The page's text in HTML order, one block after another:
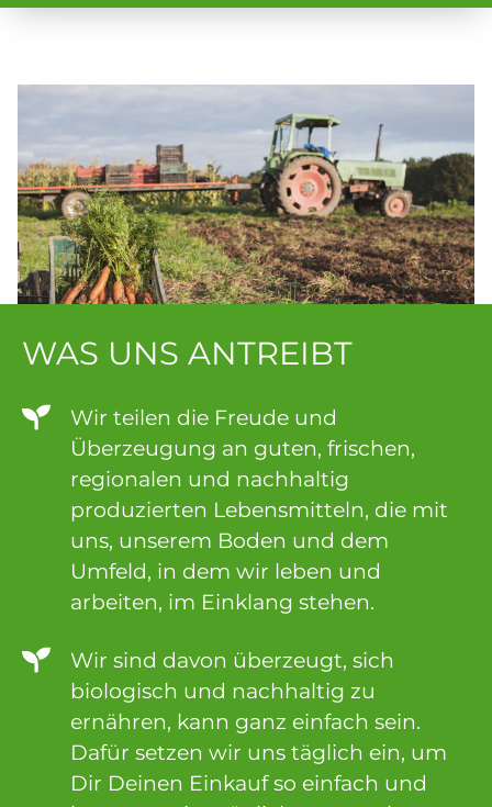
WAS UNS ANTREIBT
Wir teilen die Freude und
Überzeugung an guten, frischen,
regionalen und nachhaltig
produzierten Lebensmitteln, die mit
uns, unserem Boden und dem
Umfeld, in dem wir leben und
arbeiten, im Einklang stehen.
Wir sind davon überzeugt, sich
biologisch und nachhaltig zu
ernähren, kann ganz einfach sein.
Dafür setzen wir uns täglich ein, um
Dir Deinen Einkauf so einfach und